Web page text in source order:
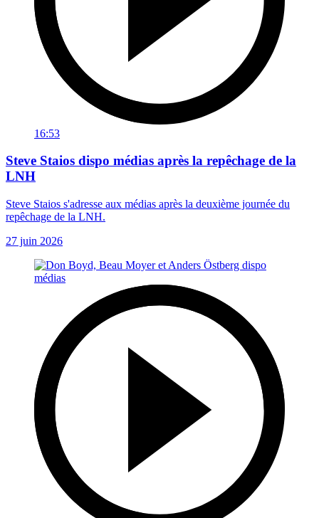
16:53
Steve Staios dispo médias après la repêchage de la
LNH
Steve Staios s'adresse aux médias après la deuxième journée du
repêchage de la LNH.
27 juin 2026